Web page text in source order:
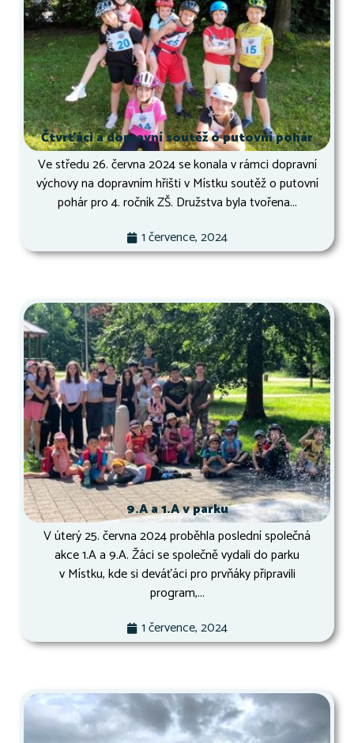
Čtvrťáci a dopravní soutěž o putovní pohár
Ve středu 26. června 2024 se konala v rámci dopravní
výchovy na dopravním hřišti v Místku soutěž o putovní
pohár pro 4. ročník ZŠ. Družstva byla tvořena...
1 července, 2024
9.A a 1.A v parku
V úterý 25. června 2024 proběhla poslední společná
akce 1.A a 9.A. Žáci se společně vydali do parku
v Místku, kde si deváťáci pro prvňáky připravili
program,...
1 července, 2024